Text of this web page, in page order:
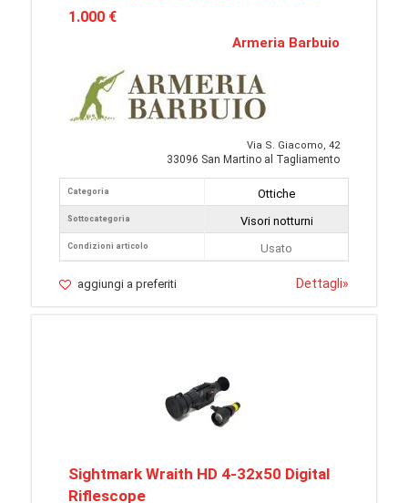
1.000 €
Armeria Barbuio
Via S. Giacomo, 42
33096 San Martino al Tagliamento
Categoria
Sottocategoria
Condizioni articolo
Ottiche
Visori notturni
Usato
aggiungi a preferiti Dettagli»
Sightmark Wraith HD 4-32x50 Digital
Riflescope